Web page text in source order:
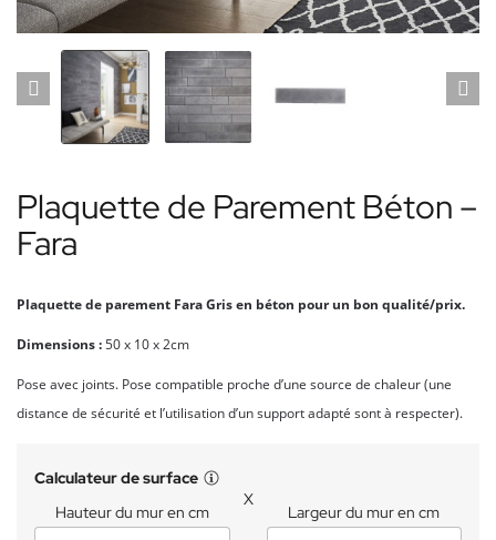
Plaquette de Parement Béton –
Fara
Plaquette de parement Fara Gris en béton pour un bon qualité/prix.
Dimensions :50 x 10 x 2cm
Pose avec joints. Pose compatible proche d’une source de chaleur (une
distance de sécurité et l’utilisation d’un support adapté sont à respecter).
Calculateur de surface
Hauteur du mur en cm
X
Largeur du mur en cm